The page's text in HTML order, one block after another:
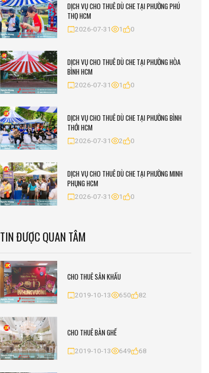
DỊCH VỤ CHO THUÊ DÙ CHE TẠI PHƯỜNG PHÚ
THỌ HCM
2026-07-31 1 0
DỊCH VỤ CHO THUÊ DÙ CHE TẠI PHƯỜNG HÒA
BÌNH HCM
2026-07-31 1 0
DỊCH VỤ CHO THUÊ DÙ CHE TẠI PHƯỜNG BÌNH
THỚI HCM
2026-07-31 2 0
DỊCH VỤ CHO THUÊ DÙ CHE TẠI PHƯỜNG MINH
PHỤNG HCM
2026-07-31 1 0
TIN ĐƯỢC QUAN TÂM
CHO THUÊ SÂN KHẤU
2019-10-13 650 82
CHO THUÊ BÀN GHẾ
2019-10-13 649 68